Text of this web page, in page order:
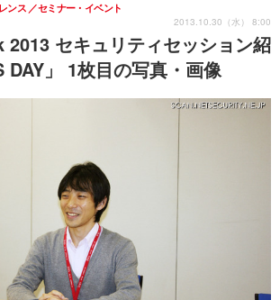
セキュリティセッション紹
DAY」 1枚目の写真・画像
ンス セミナー・イベント
2013.10.30（水） 8:00